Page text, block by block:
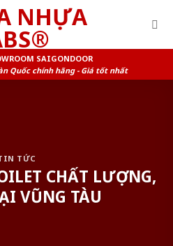
SAIGONDOOR
Quốc chính hãng - Giá tốt nhất
TỨC
CHẤT LƯỢNG,
VŨNG TÀU